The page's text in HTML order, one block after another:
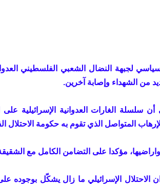
لجبهة النضال الشعبي الفلسطيني
من الشهداء وإصابة آخرين.
أن سلسلة الغارات العدوانية الإسرائيلية
المتواصل الذي تقوم به حكومة الاحتلال
مؤكدا على التضامن الكامل مع
الاحتلال الإسرائيلي ما زال يشكّل